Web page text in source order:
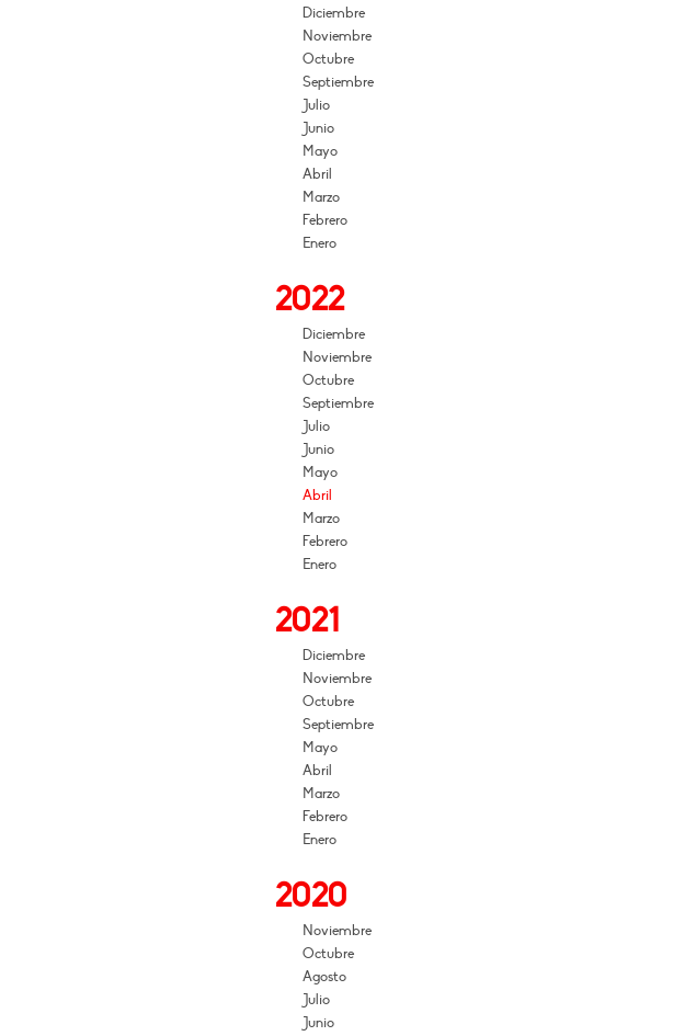
Diciembre
Noviembre
Octubre
Septiembre
Julio
Junio
Mayo
Abril
Marzo
Febrero
Enero
2022
Diciembre
Noviembre
Octubre
Septiembre
Julio
Junio
Mayo
Abril
Marzo
Febrero
Enero
2021
Diciembre
Noviembre
Octubre
Septiembre
Mayo
Abril
Marzo
Febrero
Enero
2020
Noviembre
Octubre
Agosto
Julio
Junio